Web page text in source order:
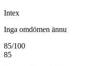
Intex
Inga omdömen ännu
85/100
85